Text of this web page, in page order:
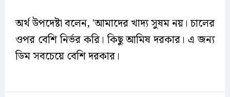
অর্থ উপদেষ্টা বলেন, 'আমাদের খাদ্য সুষম নয়। চালের
ওপর বেশি নির্ভর করি। কিছু আমিষ দরকার। এ জন্য
ডিম সবচেয়ে বেশি দরকার।